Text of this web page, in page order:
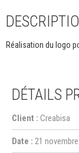
Réalisation du logo
DÉTAILS
Client : Creabisa
Date : 21